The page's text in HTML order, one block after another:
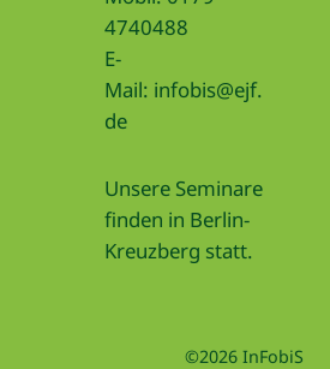
4740488
E-
Mail: infobis@ejf.
de
Unsere Seminare
finden in Berlin-
Kreuzberg statt.
©2026 InFobiS